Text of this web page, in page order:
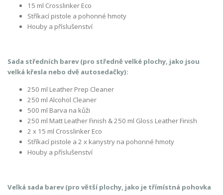
15 ml Crosslinker Eco
Stříkací pistole a pohonné hmoty
Houby a příslušenství
Sada středních barev (pro středně velké plochy, jako jsou
velká křesla nebo dvě autosedačky):
250 ml Leather Prep Cleaner
250 ml Alcohol Cleaner
500 ml Barva na kůži
250 ml Matt Leather Finish & 250 ml Gloss Leather Finish
2 x 15 ml Crosslinker Eco
Stříkací pistole a 2 x kanystry na pohonné hmoty
Houby a příslušenství
Velká sada barev (pro větší plochy, jako je třímístná pohovka